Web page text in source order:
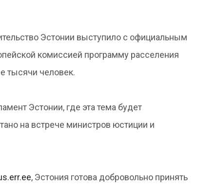
Эстонии выступило с официальным
комиссией программу расселения
тысячи человек.
Эстонии, где эта тема будет
на встрече министров юстиции и
, Эстония готова добровольно принять